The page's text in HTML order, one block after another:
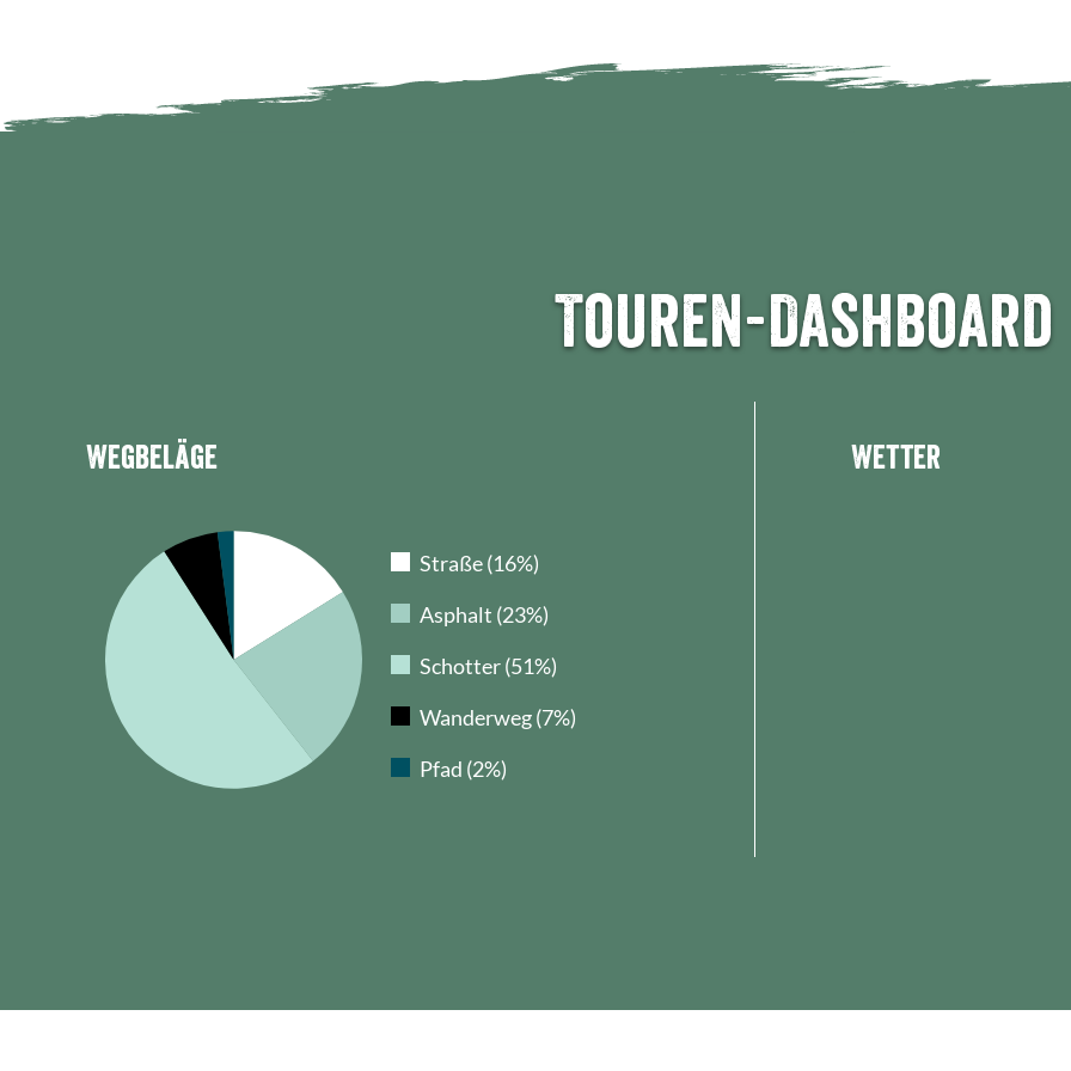
0 km 24 km
Touren-Dashboard
Wegbeläge
Straße (16%)
Asphalt (23%)
Schotter (51%)